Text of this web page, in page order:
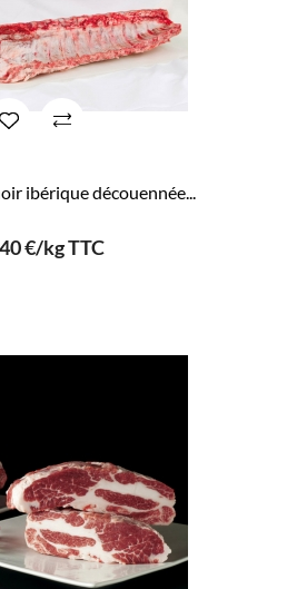
ibérique découennée...
€/kg TTC